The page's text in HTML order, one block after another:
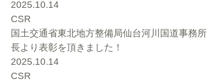
2025.10.14
CSR
国土交通省東北地方整備局仙台河川国道事務所
長より表彰を頂きました！
2025.10.14
CSR